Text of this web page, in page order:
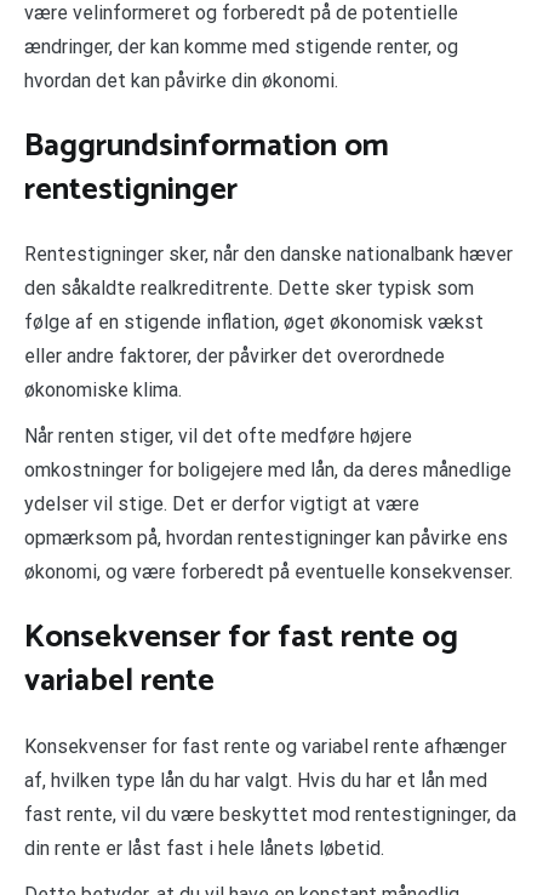
være velinformeret og forberedt på de potentielle
ændringer, der kan komme med stigende renter, og
hvordan det kan påvirke din økonomi.
Baggrundsinformation om
rentestigninger
Rentestigninger sker, når den danske nationalbank hæver
den såkaldte realkreditrente. Dette sker typisk som
følge af en stigende inflation, øget økonomisk vækst
eller andre faktorer, der påvirker det overordnede
økonomiske klima.
Når renten stiger, vil det ofte medføre højere
omkostninger for boligejere med lån, da deres månedlige
ydelser vil stige. Det er derfor vigtigt at være
opmærksom på, hvordan rentestigninger kan påvirke ens
økonomi, og være forberedt på eventuelle konsekvenser.
Konsekvenser for fast rente og
variabel rente
Konsekvenser for fast rente og variabel rente afhænger
af, hvilken type lån du har valgt. Hvis du har et lån med
fast rente, vil du være beskyttet mod rentestigninger, da
din rente er låst fast i hele lånets løbetid.